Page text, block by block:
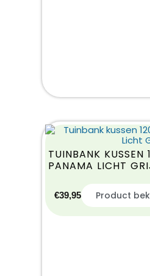
TUINBANK
PANAMA LICHT
€39,95 Product